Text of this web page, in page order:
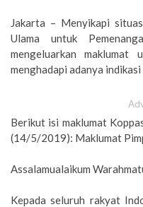
Jakarta – Menyikapi
Ulama untuk
mengeluarkan
menghadapi adanya
Berikut isi maklumat
(14/5/2019): Maklumat
Assalamualaikum
Kepada seluruh rakyat